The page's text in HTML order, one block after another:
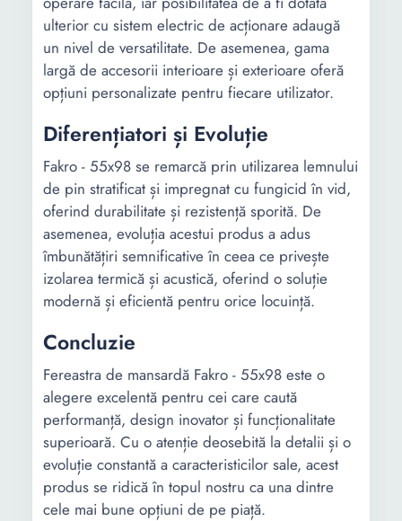
ulterior cu sistem electric de acționare adaugă
un nivel de versatilitate. De asemenea, gama
largă de accesorii interioare și exterioare oferă
opțiuni personalizate pentru fiecare utilizator.
Diferențiatori și Evoluție
Fakro - 55x98 se remarcă prin utilizarea lemnului
de pin stratificat și impregnat cu fungicid în vid,
oferind durabilitate și rezistență sporită. De
asemenea, evoluția acestui produs a adus
îmbunătățiri semnificative în ceea ce privește
izolarea termică și acustică, oferind o soluție
modernă și eficientă pentru orice locuință.
Concluzie
Fereastra de mansardă Fakro - 55x98 este o
alegere excelentă pentru cei care caută
performanță, design inovator și funcționalitate
superioară. Cu o atenție deosebită la detalii și o
evoluție constantă a caracteristicilor sale, acest
produs se ridică în topul nostru ca una dintre
cele mai bune opțiuni de pe piață.